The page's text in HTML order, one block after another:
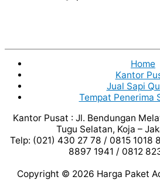
Home
Kantor
Jual Sapi
Tempat Penerima
Kantor Pusat : Jl. Bendungan
Tugu Selatan, Koja –
Telp: (021) 430 27 78 / 0815 1018
8897 1941 / 0812
Copyright © 2026 Harga Paket